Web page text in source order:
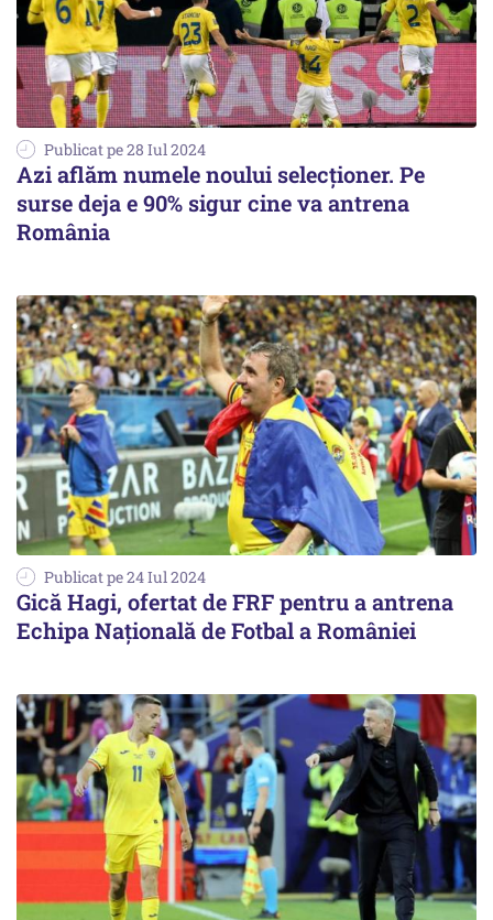
Publicat pe 28 Iul 2024
Azi aflăm numele noului selecționer. Pe
surse deja e 90% sigur cine va antrena
România
Publicat pe 24 Iul 2024
Gică Hagi, ofertat de FRF pentru a antrena
Echipa Națională de Fotbal a României